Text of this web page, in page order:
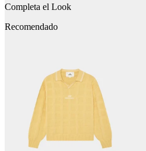
Completa el Look
Recomendado